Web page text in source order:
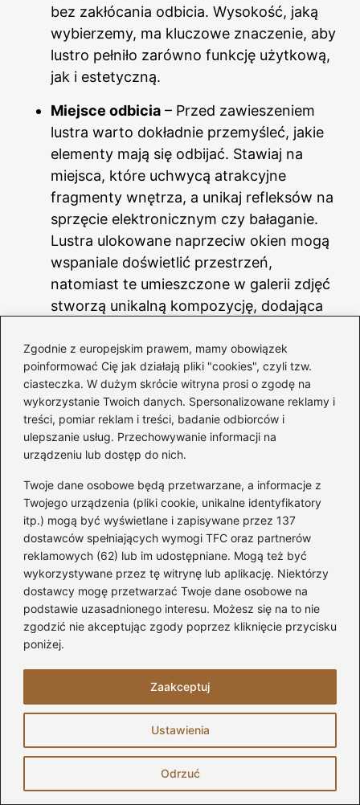
Zgodnie z europejskim prawem, mamy obowiązek
poinformować Cię jak działają pliki "cookies", czyli tzw.
ciasteczka. W dużym skrócie witryna prosi o zgodę na
wykorzystanie Twoich danych. Spersonalizowane reklamy i
treści, pomiar reklam i treści, badanie odbiorców i
ulepszanie usług. Przechowywanie informacji na
urządzeniu lub dostęp do nich.
Twoje dane osobowe będą przetwarzane, a informacje z
Twojego urządzenia (pliki cookie, unikalne identyfikatory
itp.) mogą być wyświetlane i zapisywane przez 137
dostawców spełniających wymogi TFC oraz partnerów
reklamowych (62) lub im udostępniane. Mogą też być
wykorzystywane przez tę witrynę lub aplikację. Niektórzy
dostawcy mogę przetwarzać Twoje dane osobowe na
podstawie uzasadnionego interesu. Możesz się na to nie
zgodzić nie akceptując zgody poprzez kliknięcie przycisku
poniżej.
Ustawienia
Odrzuć
Zaakceptuj
bez zakłócania odbicia. Wysokość, jaką
wybierzemy, ma kluczowe znaczenie, aby
lustro pełniło zarówno funkcję użytkową,
jak i estetyczną.
Miejsce odbicia – Przed zawieszeniem
lustra warto dokładnie przemyśleć, jakie
elementy mają się odbijać. Stawiaj na
miejsca, które uchwycą atrakcyjne
fragmenty wnętrza, a unikaj refleksów na
sprzęcie elektronicznym czy bałaganie.
Lustra ulokowane naprzeciw okien mogą
wspaniale doświetlić przestrzeń,
natomiast te umieszczone w galerii zdjęć
stworzą unikalną kompozycję, dodająca
Zobacz również:
Sposoby na
wyjątkową dekorację lustra
łazienkowego: kreatywne pomysły
bez ramy
Źródła:
https://mebledospania.pl/lustro-w-salonie-na-jakiej-
wysokosci-powiesic/
https://led-lustra.pl/jakie-lustro-do-salonu-wybrac-i-
gdzie-je-zamontowac-praktyczne-wskazowki/
https://www.brw.pl/blog/gdzie-powiesic-lustro-w-
salonie/
FAQ – Najczęstsze pytania i
Na jakiej wysokości powinno być
umieszczone lustro w salonie, aby było
funkcjonalne i estetyczne?
Środek lustra powinien znajdować się na